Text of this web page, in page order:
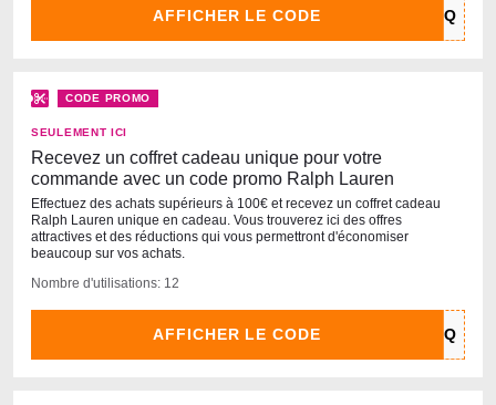
AFFICHER LE CODE
CODE PROMO
SEULEMENT ICI
Recevez un coffret cadeau unique pour votre
commande avec un code promo Ralph Lauren
Effectuez des achats supérieurs à 100€ et recevez un coffret cadeau
Ralph Lauren unique en cadeau. Vous trouverez ici des offres
attractives et des réductions qui vous permettront d'économiser
beaucoup sur vos achats.
Nombre d'utilisations: 12
AFFICHER LE CODE